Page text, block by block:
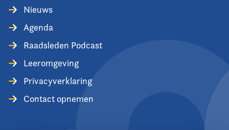
Nieuws
Agenda
Raadsleden Podcast
Leeromgeving
Privacyverklaring
Contact opnemen